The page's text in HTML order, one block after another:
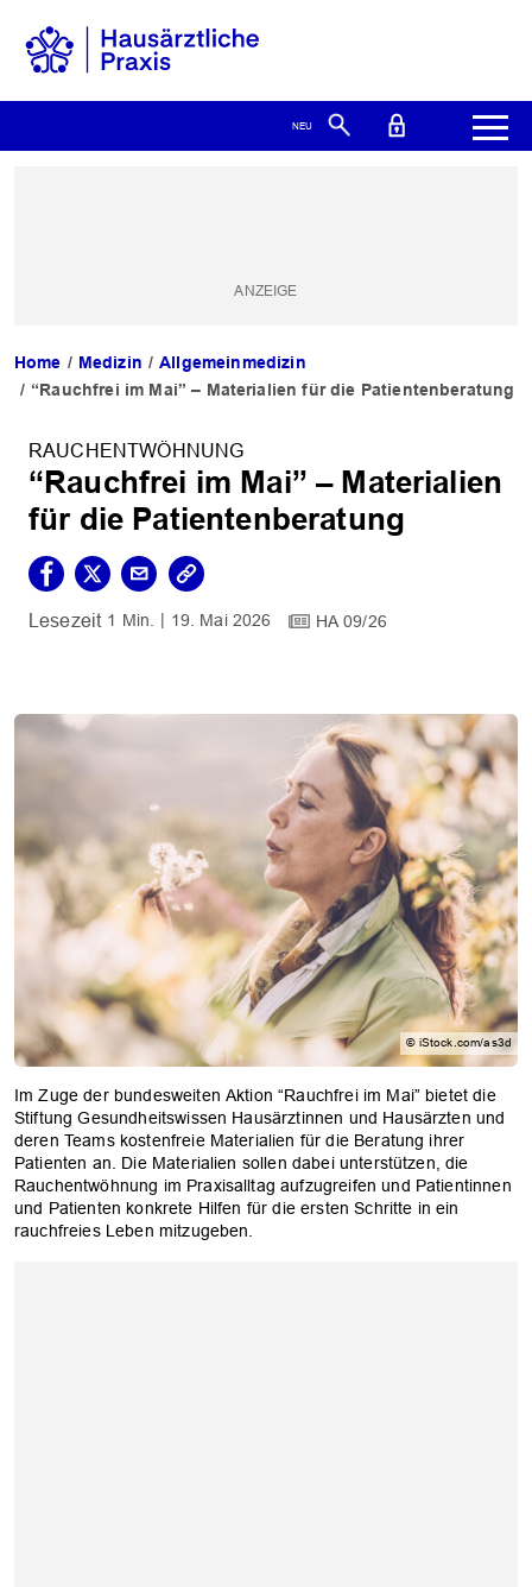
Home Medizin
Allgemeinmedizin
“Rauchfrei im Mai” – Materialien für die Patientenberatung
RAUCHENTWÖHNUNG
“Rauchfrei im Mai” – Materialien
für die Patientenberatung
1 Min. 19. Mai 2026 HA 09/26
© iStock.com/as3d
Im Zuge der bundesweiten Aktion “Rauchfrei im Mai” bietet die
Stiftung Gesundheitswissen Hausärztinnen und Hausärzten und
deren Teams kostenfreie Materialien für die Beratung ihrer
Patienten an. Die Materialien sollen dabei unterstützen, die
Rauchentwöhnung im Praxisalltag aufzugreifen und Patientinnen
und Patienten konkrete Hilfen für die ersten Schritte in ein
rauchfreies Leben mitzugeben.